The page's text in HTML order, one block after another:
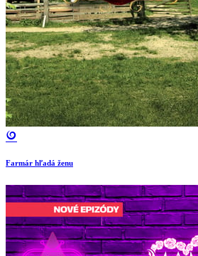
Farmár hľadá ženu